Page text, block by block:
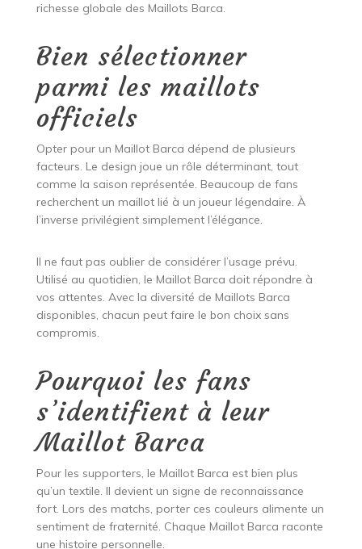
richesse globale des Maillots Barca.
Bien sélectionner
parmi les maillots
officiels
Opter pour un Maillot Barca dépend de plusieurs
facteurs. Le design joue un rôle déterminant, tout
comme la saison représentée. Beaucoup de fans
recherchent un maillot lié à un joueur légendaire. À
l’inverse privilégient simplement l’élégance.
Il ne faut pas oublier de considérer l’usage prévu.
Utilisé au quotidien, le Maillot Barca doit répondre à
vos attentes. Avec la diversité de Maillots Barca
disponibles, chacun peut faire le bon choix sans
compromis.
Pourquoi les fans
s’identifient à leur
Maillot Barca
Pour les supporters, le Maillot Barca est bien plus
qu’un textile. Il devient un signe de reconnaissance
fort. Lors des matchs, porter ces couleurs alimente un
sentiment de fraternité. Chaque Maillot Barca raconte
une histoire personnelle.